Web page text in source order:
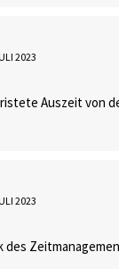
2023
Auszeit von
2023
des